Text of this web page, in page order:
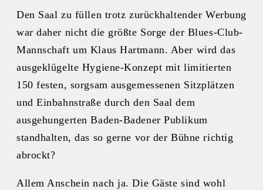
Den Saal zu füllen trotz zurückhaltender Werbung
war daher nicht die größte Sorge der Blues-Club-
Mannschaft um Klaus Hartmann. Aber wird das
ausgeklügelte Hygiene-Konzept mit limitierten
150 festen, sorgsam ausgemessenen Sitzplätzen
und Einbahnstraße durch den Saal dem
ausgehungerten Baden-Badener Publikum
standhalten, das so gerne vor der Bühne richtig
abrockt?
Allem Anschein nach ja. Die Gäste sind wohl